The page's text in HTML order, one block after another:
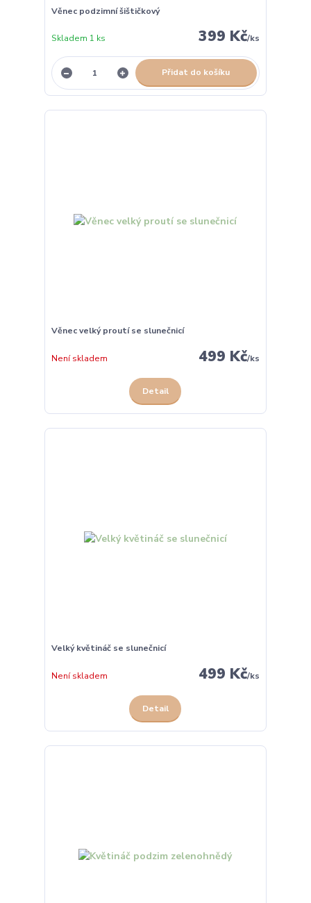
Věnec podzimní šištičkový
399 Kč/ks
Skladem 1 ks
Přidat do košíku
Věnec velký proutí se slunečnicí
499 Kč/ks
Není skladem
Detail
Velký květináč se slunečnicí
499 Kč/ks
Není skladem
Detail